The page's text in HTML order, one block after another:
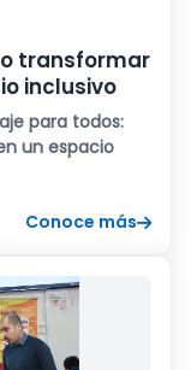
transformar
inclusivo
para todos:
un espacio
Conoce más